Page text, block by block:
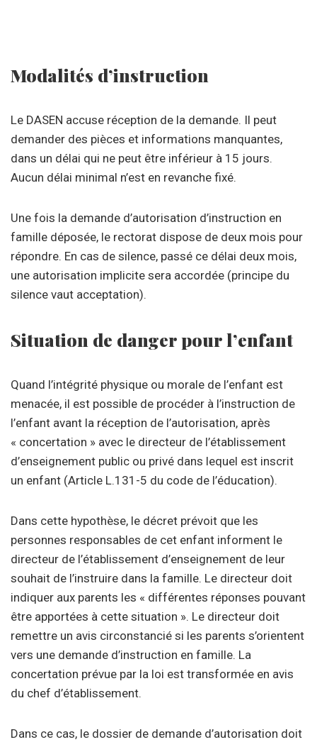
Modalités d’instruction
Le DASEN accuse réception de la demande. Il peut
demander des pièces et informations manquantes,
dans un délai qui ne peut être inférieur à 15 jours.
Aucun délai minimal n’est en revanche fixé.
Une fois la demande d’autorisation d’instruction en
famille déposée, le rectorat dispose de deux mois pour
répondre. En cas de silence, passé ce délai deux mois,
une autorisation implicite sera accordée (principe du
silence vaut acceptation).
Situation de danger pour l’enfant
Quand l’intégrité physique ou morale de l’enfant est
menacée, il est possible de procéder à l’instruction de
l’enfant avant la réception de l’autorisation, après
« concertation » avec le directeur de l’établissement
d’enseignement public ou privé dans lequel est inscrit
un enfant (Article L.131-5 du code de l’éducation).
Dans cette hypothèse, le décret prévoit que les
personnes responsables de cet enfant informent le
directeur de l’établissement d’enseignement de leur
souhait de l’instruire dans la famille. Le directeur doit
indiquer aux parents les « différentes réponses pouvant
être apportées à cette situation ». Le directeur doit
remettre un avis circonstancié si les parents s’orientent
vers une demande d’instruction en famille. La
concertation prévue par la loi est transformée en avis
du chef d’établissement.
Dans ce cas, le dossier de demande d’autorisation doit